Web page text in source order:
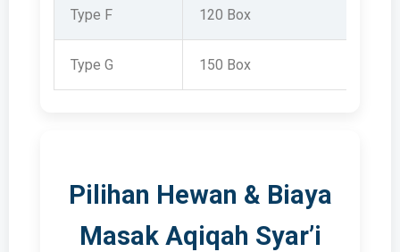
Type F 120 Box
Type G 150 Box
Pilihan Hewan & Biaya
Masak Aqiqah Syar’i